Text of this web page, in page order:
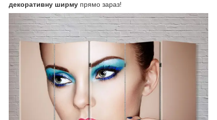
декоративну ширму прямо зараз!